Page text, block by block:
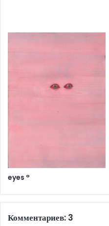
eyes °
Комментариев: 3